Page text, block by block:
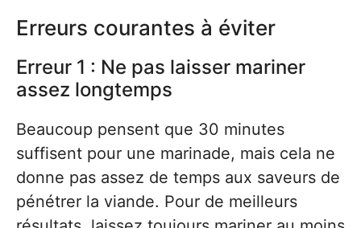
Erreurs courantes à éviter
Erreur 1 : Ne pas laisser mariner
assez longtemps
Beaucoup pensent que 30 minutes
suffisent pour une marinade, mais cela ne
donne pas assez de temps aux saveurs de
pénétrer la viande. Pour de meilleurs